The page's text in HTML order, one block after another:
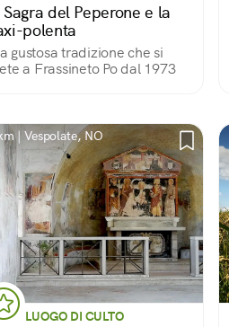
Sagra del Peperone e la
polenta
gustosa tradizione che si
a Frassineto Po dal 1973
| Vespolate, NO
LUOGO DI CULTO